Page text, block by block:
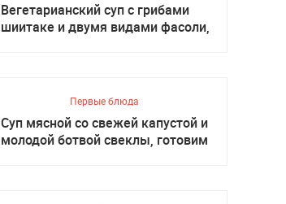
Вегетарианский суп с грибами
шиитаке и двумя видами фасоли,
Первые блюда
Суп мясной со свежей капустой и
молодой ботвой свеклы, готовим